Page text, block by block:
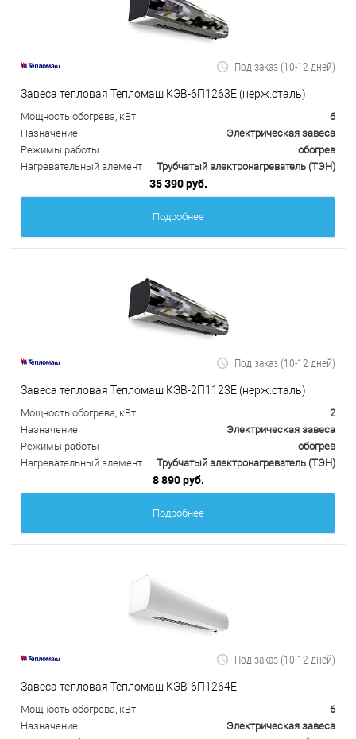
Под заказ (10-12 дней)
Завеса тепловая Тепломаш КЭВ-6П1263Е (нерж.сталь)
Мощность обогрева, кВт:
6
Назначение
Электрическая завеса
Режимы работы
обогрев
Нагревательный элемент
Трубчатый электронагреватель (ТЭН)
35 390 руб.
Подробнее
Под заказ (10-12 дней)
Завеса тепловая Тепломаш КЭВ-2П1123Е (нерж.сталь)
Мощность обогрева, кВт:
2
Назначение
Электрическая завеса
Режимы работы
обогрев
Нагревательный элемент
Трубчатый электронагреватель (ТЭН)
8 890 руб.
Подробнее
Под заказ (10-12 дней)
Завеса тепловая Тепломаш КЭВ-6П1264Е
Мощность обогрева, кВт:
6
Назначение
Электрическая завеса